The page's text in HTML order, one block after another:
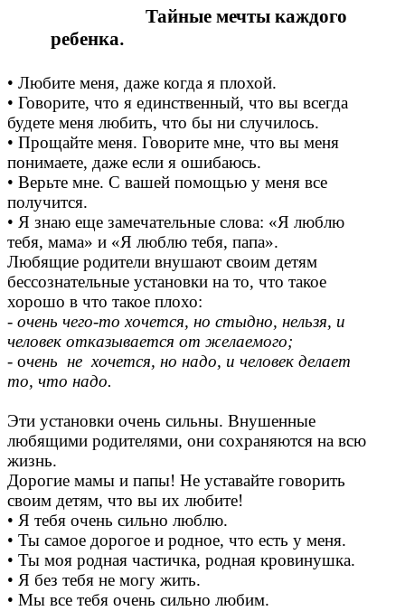
Тайные мечты каждого
ребенка.
• Любите меня, даже когда я плохой.
• Говорите, что я единственный, что вы всегда
будете меня любить, что бы ни случилось.
• Прощайте меня. Говорите мне, что вы меня
понимаете, даже если я ошибаюсь.
• Верьте мне. С вашей помощью у меня все
получится.
• Я знаю еще замечательные слова: «Я люблю
тебя, мама» и «Я люблю тебя, папа».
Любящие родители внушают своим детям
бессознательные установки на то, что такое
хорошо в что такое плохо:
- очень чего-то хочется, но стыдно, нельзя, и
человек отказывается от желаемого;
- очень не хочется, но надо, и человек делает
то, что надо.
Эти установки очень сильны. Внушенные
любящими родителями, они сохраняются на всю
жизнь.
Дорогие мамы и папы! Не уставайте говорить
своим детям, что вы их любите!
• Я тебя очень сильно люблю.
• Ты самое дорогое и родное, что есть у меня.
• Ты моя родная частичка, родная кровинушка.
• Я без тебя не могу жить.
• Мы все тебя очень сильно любим.